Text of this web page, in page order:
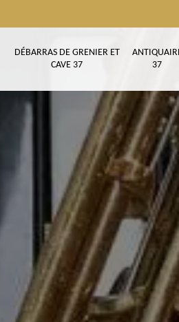
DÉBARRAS DE GRENIER ET
CAVE 37
37